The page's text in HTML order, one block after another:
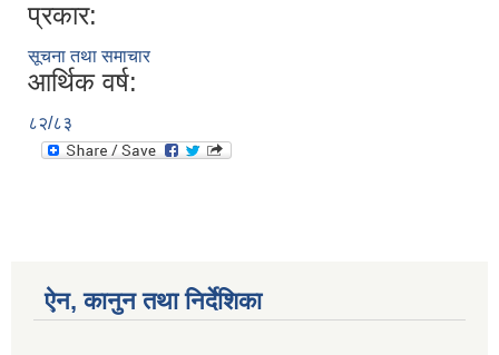
प्रकार:
सूचना तथा समाचार
आर्थिक वर्ष:
८२/८३
ऐन, कानुन तथा निर्देशिका